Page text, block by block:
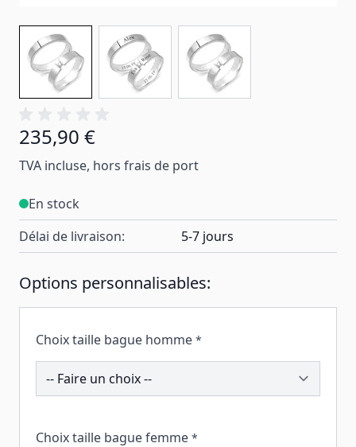
235,90 €
TVA incluse, hors frais de port
En stock
Délai de livraison:
5-7 jours
Options personnalisables:
Choix taille bague homme *
195502
Choix taille bague femme *